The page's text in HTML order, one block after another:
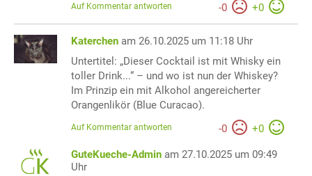
-0 +0
Auf Kommentar antworten
Katerchen am 26.10.2025 um 11:18 Uhr
Untertitel: „Dieser Cocktail ist mit Whisky ein
toller Drink...“ – und wo ist nun der Whiskey?
Im Prinzip ein mit Alkohol angereicherter
Orangenlikör (Blue Curacao).
-0 +0
Auf Kommentar antworten
GuteKueche-Admin am 27.10.2025 um 09:49
Uhr